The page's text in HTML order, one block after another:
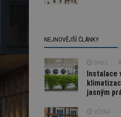
NEJNOVĚJŠÍ ČLÁNKY
DNES
Instalace
jasným
VČERA